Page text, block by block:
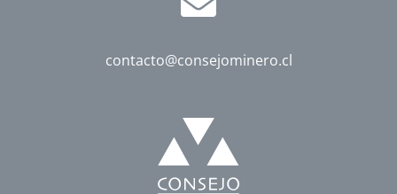
contacto@consejominero.cl